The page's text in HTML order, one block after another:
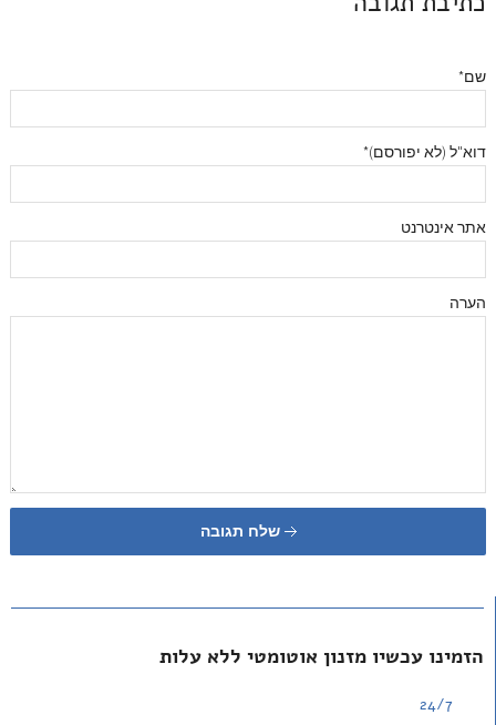
שם*
דוא"ל (לא יפורסם)*
אתר אינטרנט
הערה
שלח תגובה
הזמינו עכשיו מזנון אוטומטי ללא עלות
24/7